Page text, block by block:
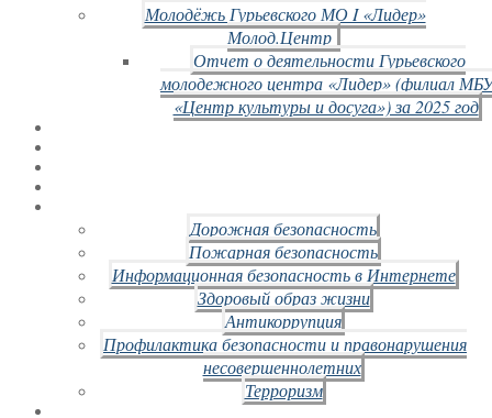
Молодёжь Гурьевского МО I «Лидер»
Молод.Центр
Отчет о деятельности Гурьевского
молодежного центра «Лидер» (филиал
«Центр культуры и досуга») за 2025 год
Дорожная безопасность
Пожарная безопасность
Информационная безопасность в Интернете
Здоровый образ жизни
Антикоррупция
Профилактика безопасности и правонарушения
несовершеннолетних
Терроризм